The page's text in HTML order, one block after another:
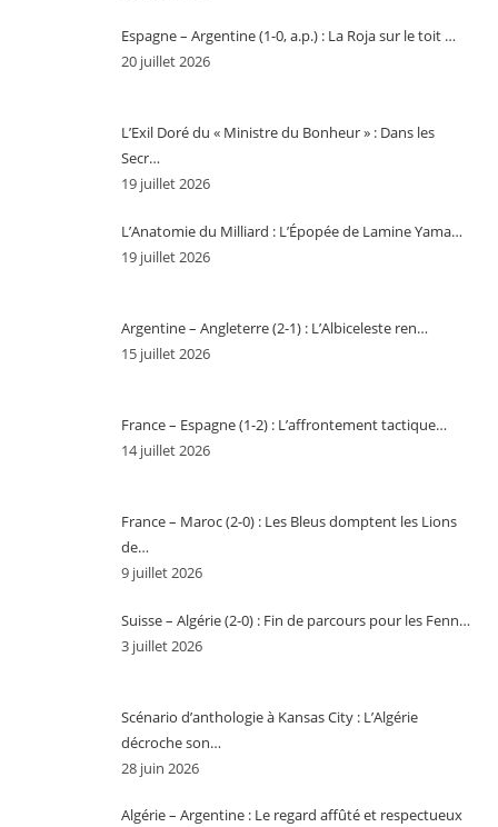
Espagne – Argentine (1-0, a.p.) : La Roja sur le toit …
20 juillet 2026
L’Exil Doré du « Ministre du Bonheur » : Dans les
Secr…
19 juillet 2026
L’Anatomie du Milliard : L’Épopée de Lamine Yama…
19 juillet 2026
Argentine – Angleterre (2-1) : L’Albiceleste ren…
15 juillet 2026
France – Espagne (1-2) : L’affrontement tactique…
14 juillet 2026
France – Maroc (2-0) : Les Bleus domptent les Lions
de…
9 juillet 2026
Suisse – Algérie (2-0) : Fin de parcours pour les Fenn…
3 juillet 2026
Scénario d’anthologie à Kansas City : L’Algérie
décroche son…
28 juin 2026
Algérie – Argentine : Le regard affûté et respectueux